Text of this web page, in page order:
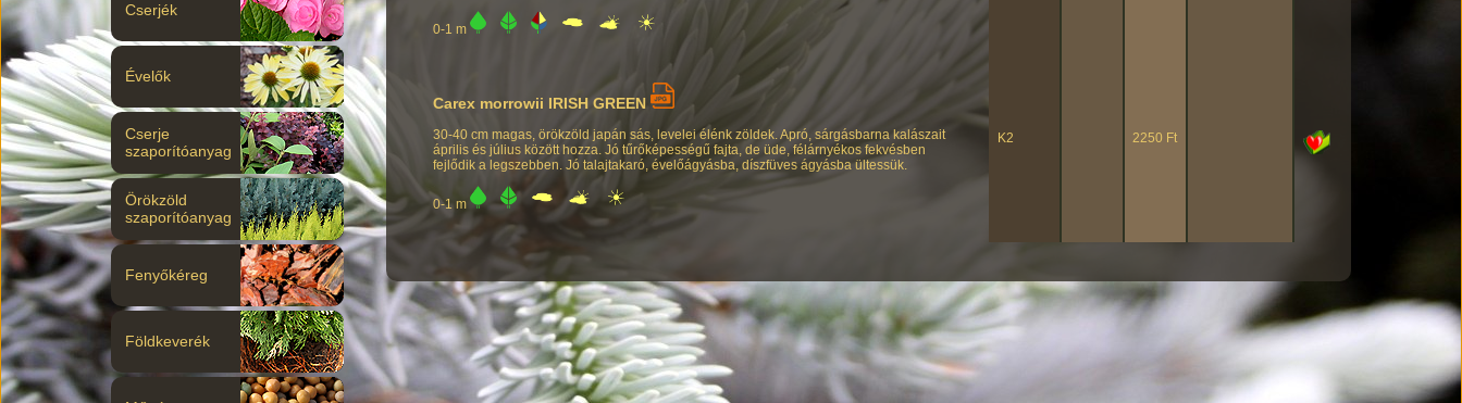
Cserjék
Évelők
Cserje
szaporítóanyag
Örökzöld
szaporítóanyag
Fenyőkéreg
Földkeverék
0-1 m
Carex morrowii IRISH GREEN
30-40 cm magas, örökzöld japán sás, levelei élénk zöldek. Apró, sárgásbarna kalászait
április és július között hozza. Jó tűrőképességű fajta, de üde, félárnyékos fekvésben
fejlődik a legszebben. Jó talajtakaró, évelőágyásba, díszfüves ágyásba ültessük.
0-1 m
K2 2250 Ft